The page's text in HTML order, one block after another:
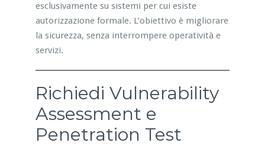
esclusivamente su sistemi per cui esiste
autorizzazione formale. L’obiettivo è migliorare
la sicurezza, senza interrompere operatività e
servizi.
Richiedi Vulnerability
Assessment e
Penetration Test